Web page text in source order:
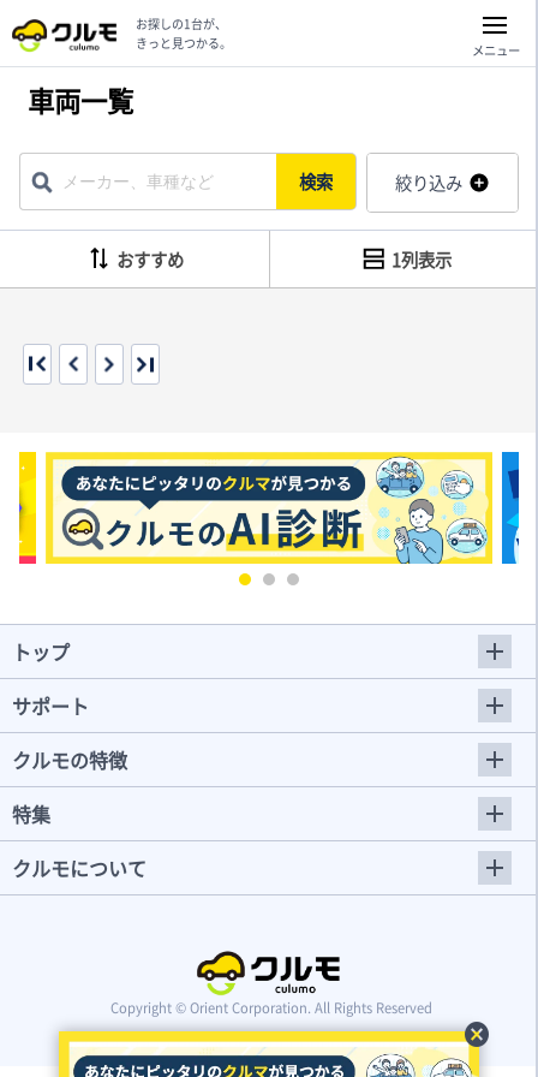
cancel
お探しの1台が、
きっと見つかる。
メニュー
車両一覧
検索 絞り込み
おすすめ 1列表示
トップ
サポート
クルモの特徴
特集
クルモについて
Copyright © Orient Corporation. All Rights Reserved